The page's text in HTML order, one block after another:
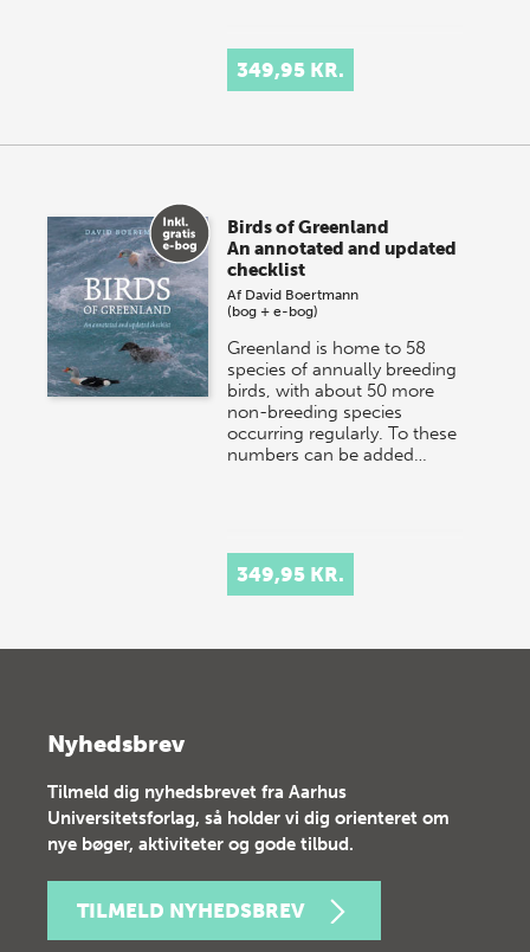
349,95 KR.
Birds of Greenland
An annotated and updated
checklist
Af David Boertmann
(bog + e-bog)
Greenland is home to 58
species of annually breeding
birds, with about 50 more
non-breeding species
occurring regularly. To these
numbers can be added…
349,95 KR.
Nyhedsbrev
Tilmeld dig nyhedsbrevet fra Aarhus
Universitetsforlag, så holder vi dig orienteret om
nye bøger, aktiviteter og gode tilbud.
TILMELD NYHEDSBREV